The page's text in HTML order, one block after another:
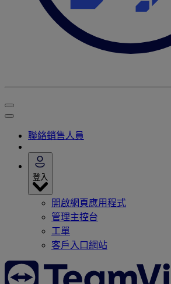
聯絡銷售人員
登入
開啟網頁應用程式
管理主控台
工單
客戶入口網站